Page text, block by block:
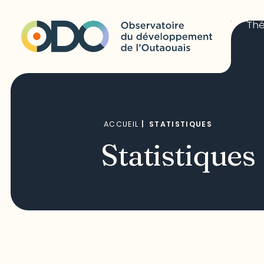
ACCUEIL STATISTIQUES
Statistiques